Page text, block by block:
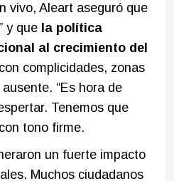
vivo, Aleart aseguró que
y que la política
al crecimiento del
complicidades, zonas
“Es hora de
Tenemos que
tono firme.
un fuerte impacto
Muchos ciudadanos